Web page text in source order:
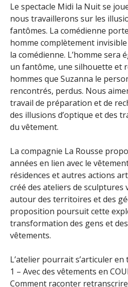
Le spectacle Midi la Nuit se
nous travaillerons sur les
fantômes. La comédienne
homme complètement
la comédienne. L’homme sera
un fantôme, une silhouette et
hommes que Suzanna le
rencontrés, perdus. Nous
travail de préparation et de
des illusions d’optique et des
du vêtement.
La compagnie La Rousse
années en lien avec le
résidences et autres actions
créé des ateliers de sculptures
autour des territoires et des
proposition poursuit cette
transformation des gens et des
vêtements.
L’atelier pourrait s’articuler en
1 – Avec des vêtements en
Comment raconter